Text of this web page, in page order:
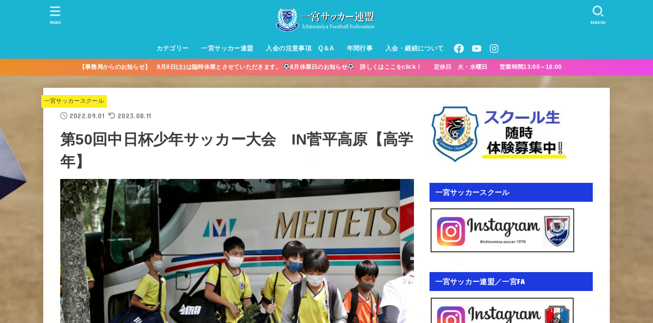
カテゴリー
一宮サッカースクール【小学生】
トレーニングセンター【小学生】
一宮FA
一宮FC
一宮ＦＣレディース
一宮サッカースクール【中学生】
中学生練習
一宮ＦＣＪＹ【中学生男子】
一宮ＦＣＪYレディース【中学生
女子】
幼児トレセン【年長・年中・年
少】
パパさんママさん
親子の部
社会人の部
コルボス 【シニア】
フットサル
コルボスリーグ
グレイセス
一宮サッカー連盟 入会の注意事項 Q＆A 年間行事 入会・継続について
SEARCH
MENU
【事務局からのお知らせ】 8月8日(土)は臨時休業とさせていただきます。 8月休業日のお知らせ 詳しくはここをclick！ 定休日 火・水曜日 営業時間13:00～18:00
一宮サッカースクール
2022.09.01 2023.08.11
第50回中日杯少年サッカー大会 IN菅平高原【高学
年】
一宮サッカースクール
一宮サッカー連盟／一宮FA